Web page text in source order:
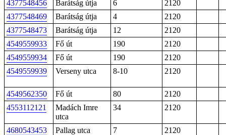
4377548456
Barátság útja 6
2120
4377548469
Barátság útja 4
2120
4377548473
Barátság útja 12
2120
4549559933
Fő út 190
2120
4549559934
Fő út 190
2120
4549559939
Verseny utca 8-10 2120
4549562350 Fő út 80
2120
4553112121
Madách Imre
utca
34 2120
4680543453 Pallag utca 7 2120